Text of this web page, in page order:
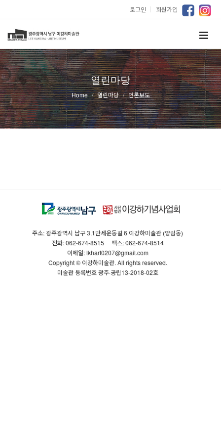
로그인 ｜ 회원가입
열린마당
Home 열린마당 언론보도
주소: 광주광역시 남구 3.1만세운동길 6 이강하미술관 (양림동)
전화: 062-674-8515
팩스: 062-674-8514
이메일: lkhart0207@gmail.com
Copyright © 이강하미술관. All rights reserved.
미술관 등록번호 광주·공립13-2018-02호